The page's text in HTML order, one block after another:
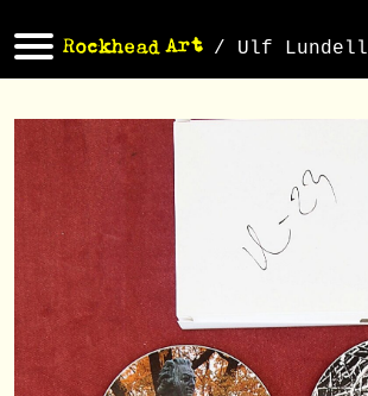
/ Ulf Lundell